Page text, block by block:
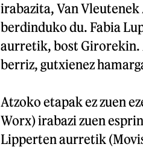
irabazita, Van
berdinduko du. Fabia
aurretik, bost Girorekin.
berriz, gutxienez
Atzoko etapak ez zuen
Worx) irabazi zuen
Lipperten aurretik